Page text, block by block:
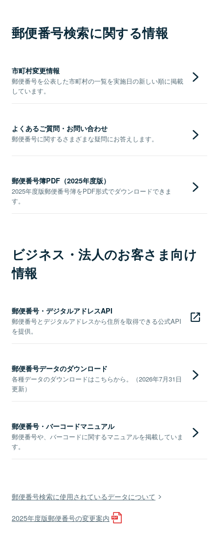
郵便番号検索に関する情報
市町村変更情報
郵便番号を公表した市町村の一覧を実施日の新しい順に掲載
しています。
よくあるご質問・お問い合わせ
郵便番号に関するさまざまな疑問にお答えします。
郵便番号簿PDF（2025年度版）
2025年度版郵便番号簿をPDF形式でダウンロードできま
す。
ビジネス・法人のお客さま向け
情報
郵便番号・デジタルアドレスAPI
郵便番号とデジタルアドレスから住所を取得できる公式API
を提供。
郵便番号データのダウンロード
各種データのダウンロードはこちらから。（2026年7月31日
更新）
郵便番号・バーコードマニュアル
郵便番号や、バーコードに関するマニュアルを掲載していま
す。
郵便番号検索に使用されているデータについて
2025年度版郵便番号の変更案内